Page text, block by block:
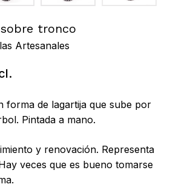
tronco
Artesanales
forma de lagartija que sube por
Pintada a mano.
y renovación. Representa
veces que es bueno tomarse